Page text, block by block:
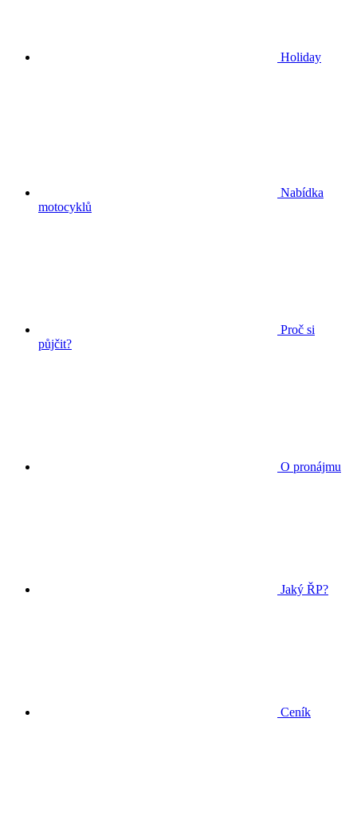
Holiday
Nabídka
motocyklů
Proč si
půjčit?
O pronájmu
Jaký ŘP?
Ceník